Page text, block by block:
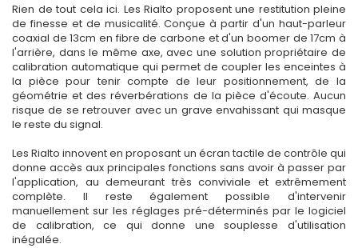
Rien de tout cela ici. Les Rialto proposent une restitution pleine
de finesse et de musicalité. Conçue à partir d'un haut-parleur
coaxial de 13cm en fibre de carbone et d'un boomer de 17cm à
l'arrière, dans le même axe, avec une solution propriétaire de
calibration automatique qui permet de coupler les enceintes à
la pièce pour tenir compte de leur positionnement, de la
géométrie et des réverbérations de la pièce d'écoute. Aucun
risque de se retrouver avec un grave envahissant qui masque
le reste du signal.
Les Rialto innovent en proposant un écran tactile de contrôle qui
donne accès aux principales fonctions sans avoir à passer par
l'application, au demeurant très conviviale et extrêmement
complète. Il reste également possible d'intervenir
manuellement sur les réglages pré-déterminés par le logiciel
de calibration, ce qui donne une souplesse d'utilisation
inégalée.